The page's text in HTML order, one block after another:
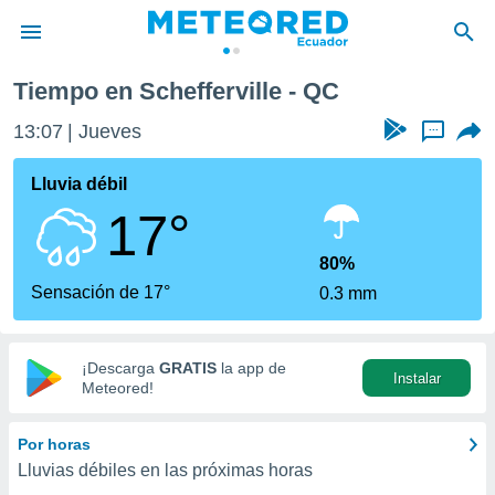
de
ha
para
que se
calidad.
a este
las
y
digital
basada
Tiempo en Schefferville - QC
13:07 Jueves ...
Lluvia débil
17°
Sensación de 17°
80%
0.3 mm
¡Descarga GRATIS la app de
Meteored!
Instalar
Por horas
Lluvias débiles en las próximas horas